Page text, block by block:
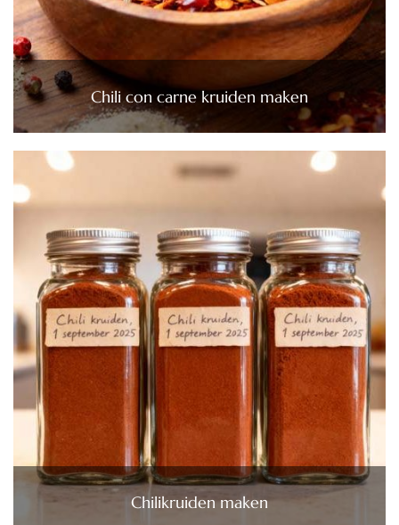
Chili con carne kruiden maken
Chilikruiden maken